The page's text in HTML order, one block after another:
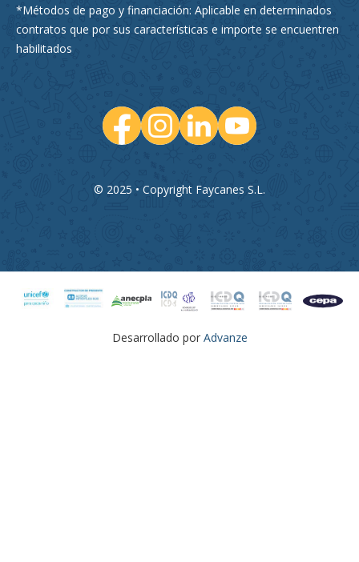
*Métodos de pago y financiación: Aplicable en determinados
contratos que por sus características e importe se encuentren
habilitados
© 2025 • Copyright Faycanes S.L.
Desarrollado por Advanze